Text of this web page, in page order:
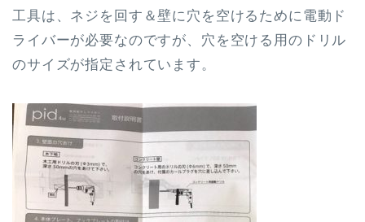
工具は、ネジを回す＆壁に穴を空けるために電動ド
ライバーが必要なのですが、穴を空ける用のドリル
のサイズが指定されています。